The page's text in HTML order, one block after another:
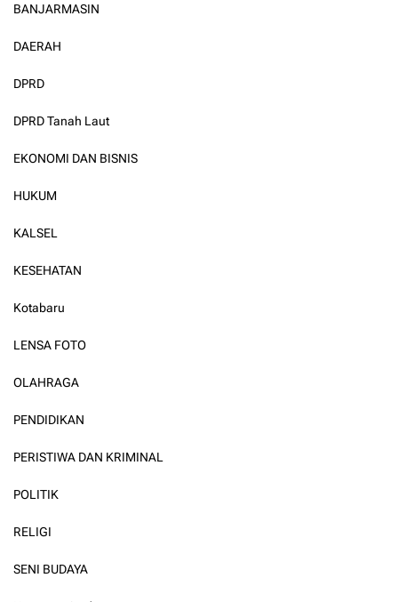
BANJARMASIN
DAERAH
DPRD
DPRD Tanah Laut
EKONOMI DAN BISNIS
HUKUM
KALSEL
KESEHATAN
Kotabaru
LENSA FOTO
OLAHRAGA
PENDIDIKAN
PERISTIWA DAN KRIMINAL
POLITIK
RELIGI
SENI BUDAYA